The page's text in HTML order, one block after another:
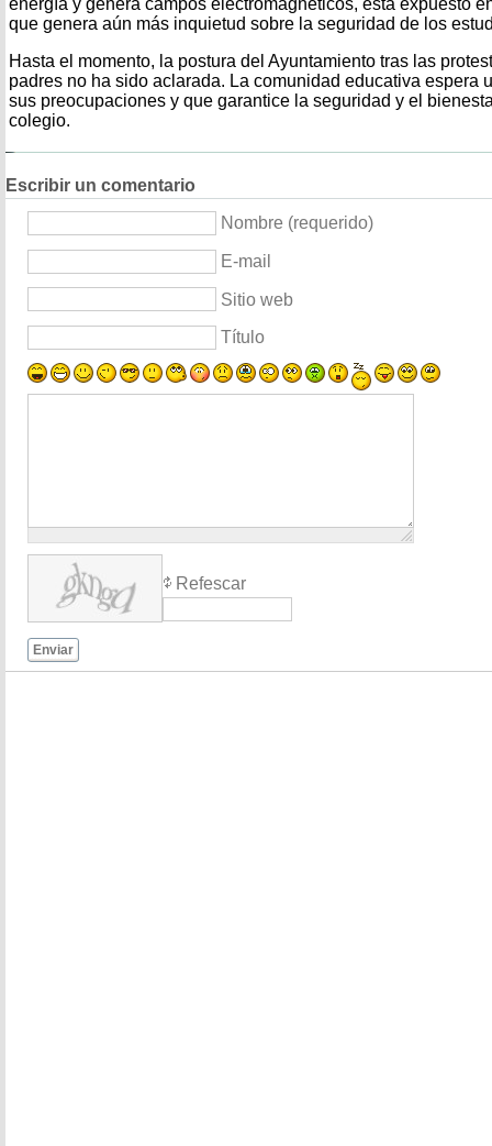
que genera aún más inquietud sobre la seguridad de los
Hasta el momento, la postura del Ayuntamiento tras las
padres no ha sido aclarada. La comunidad educativa espera
sus preocupaciones y que garantice la seguridad y el
colegio.
Escribir un comentario
Nombre (requerido)
E-mail
Sitio web
Título
Refescar
Enviar